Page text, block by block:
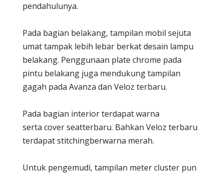
pendahulunya.
Pada bagian belakang, tampilan mobil sejuta
umat tampak lebih lebar berkat desain lampu
belakang. Penggunaan plate chrome pada
pintu belakang juga mendukung tampilan
gagah pada Avanza dan Veloz terbaru.
Pada bagian interior terdapat warna
serta cover seatterbaru. Bahkan Veloz terbaru
terdapat stitchingberwarna merah.
Untuk pengemudi, tampilan meter cluster pun